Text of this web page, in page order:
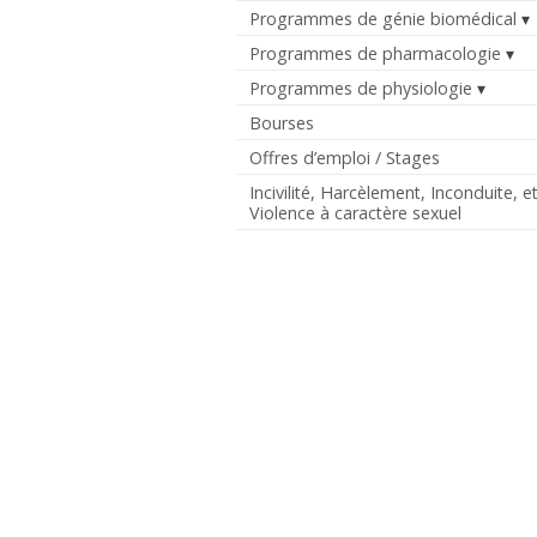
Programmes de génie biomédical
Programmes de pharmacologie
Programmes de physiologie
Bourses
Offres d’emploi / Stages
Incivilité, Harcèlement, Inconduite,
Violence à caractère sexuel